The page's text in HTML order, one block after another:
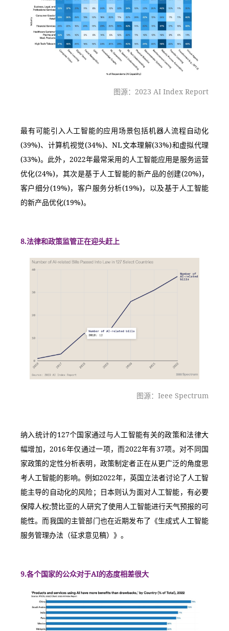
图源：2023 AI Index Report
最有可能引入人工智能的应用场景包括机器人流程自动化
(39%)、计算机视觉(34%)、NL文本理解(33%)和虚拟代理
(33%)。此外，2022年最常采用的人工智能应用是服务运营
优化(24%)，其次是基于人工智能的新产品的创建(20%)，
客户细分(19%)，客户服务分析(19%)，以及基于人工智能
的新产品优化(19%)。
8.法律和政策监管正在迎头赶上
图源：Ieee Spectrum
纳入统计的127个国家通过与人工智能有关的政策和法律大
幅增加，2016年仅通过一项，而2022年有37项。对不同国
家政策的定性分析表明，政策制定者正在从更广泛的角度思
考人工智能的影响。例如2022年，英国立法者讨论了人工智
能主导的自动化的风险；日本则认为面对人工智能，有必要
保障人权;赞比亚的人研究了使用人工智能进行天气预报的可
能性。而我国的主管部门也在近期发布了《生成式人工智能
服务管理办法（征求意见稿）》。
9.各个国家的公众对于AI的态度相差很大